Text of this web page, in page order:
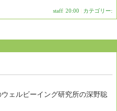
staff 20:00 カテゴリー:
ェルビーイング研究所の深野聡